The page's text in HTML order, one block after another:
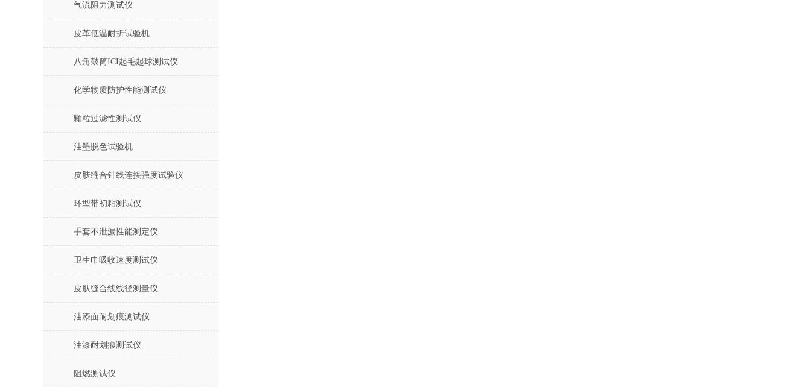
气流阻力测试仪
皮革低温耐折试验机
八角鼓筒ICI起毛起球测试仪
化学物质防护性能测试仪
颗粒过滤性测试仪
油墨脱色试验机
皮肤缝合针线连接强度试验仪
环型带初粘测试仪
手套不泄漏性能测定仪
卫生巾吸收速度测试仪
皮肤缝合线线径测量仪
油漆面耐划痕测试仪
油漆耐划痕测试仪
阻燃测试仪